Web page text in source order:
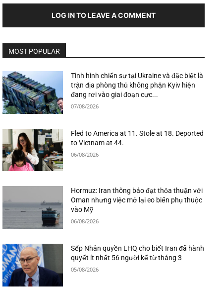
LOG IN TO LEAVE A COMMENT
MOST POPULAR
Tình hình chiến sự tại Ukraine và đặc biệt là
trận địa phòng thủ không phận Kyiv hiện
đang rơi vào giai đoạn cực...
07/08/2026
Fled to America at 11. Stole at 18. Deported
to Vietnam at 44.
06/08/2026
Hormuz: Iran thông báo đạt thỏa thuận với
Oman nhưng việc mở lại eo biển phụ thuộc
vào Mỹ
06/08/2026
Sếp Nhân quyền LHQ cho biết Iran đã hành
quyết ít nhất 56 người kể từ tháng 3
05/08/2026